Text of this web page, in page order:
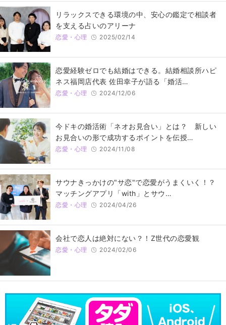
リラックスできる環境の中、安心の鑑定で相談者
を支える占いのアリーナ
恋愛・心理 2025/02/14
恋愛経験ゼロでも結婚はできる。結婚相談所ハピ
ネス福岡店代表 佐田幸子が語る「婚活…
恋愛・心理 2024/12/06
今ドキの婚活術「ネオお見合い」とは？ 新しい
お見合いの形で成功するポイントを伝授…
恋愛・心理 2024/11/08
サウナきっかけの"サ恋"で恋愛がうまくいく！？
マッチングアプリ「with」とサウ…
恋愛・心理 2024/04/26
会社で恋人は絶対にない？！Z世代の恋愛観
恋愛・心理 2024/02/06